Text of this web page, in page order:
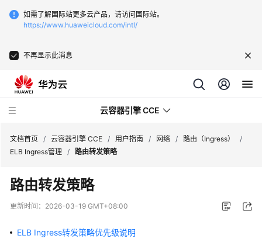
如需了解国际站更多云产品，请访问国际站。
https://www.huaweicloud.com/intl/
不再显示此消息
云容器引擎 CCE
最
动
文档首页 / 云容器引擎 CCE / 用户指南 / 网络 / 路由（Ingress）
/
ELB Ingress管理 / 路由转发策略
路由转发策略
更新时间： 2026-03-19 GMT+08:00
ELB Ingress转发策略优先级说明